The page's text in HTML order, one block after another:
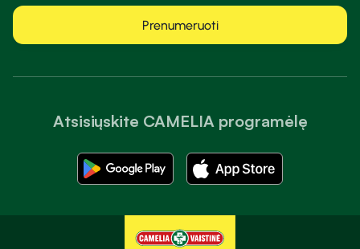
Atsisiųskite CAMELIA programėlę
Prenumeruoti